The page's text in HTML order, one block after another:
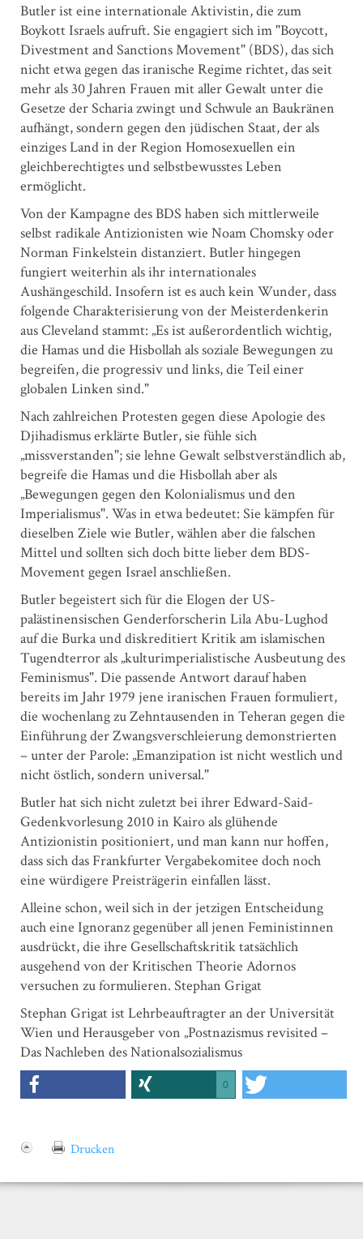
Butler ist eine internationale Aktivistin, die zum
Boykott Israels aufruft. Sie engagiert sich im "Boycott,
Divestment and Sanctions Movement" (BDS), das sich
nicht etwa gegen das iranische Regime richtet, das seit
mehr als 30 Jahren Frauen mit aller Gewalt unter die
Gesetze der Scharia zwingt und Schwule an Baukränen
aufhängt, sondern gegen den jüdischen Staat, der als
einziges Land in der Region Homosexuellen ein
gleichberechtigtes und selbstbewusstes Leben
ermöglicht.
Von der Kampagne des BDS haben sich mittlerweile
selbst radikale Antizionisten wie Noam Chomsky oder
Norman Finkelstein distanziert. Butler hingegen
fungiert weiterhin als ihr internationales
Aushängeschild. Insofern ist es auch kein Wunder, dass
folgende Charakterisierung von der Meisterdenkerin
aus Cleveland stammt: „Es ist außerordentlich wichtig,
die Hamas und die Hisbollah als soziale Bewegungen zu
begreifen, die progressiv und links, die Teil einer
globalen Linken sind."
Nach zahlreichen Protesten gegen diese Apologie des
Djihadismus erklärte Butler, sie fühle sich
„missverstanden"; sie lehne Gewalt selbstverständlich ab,
begreife die Hamas und die Hisbollah aber als
„Bewegungen gegen den Kolonialismus und den
Imperialismus". Was in etwa bedeutet: Sie kämpfen für
dieselben Ziele wie Butler, wählen aber die falschen
Mittel und sollten sich doch bitte lieber dem BDS-
Movement gegen Israel anschließen.
Butler begeistert sich für die Elogen der US-
palästinensischen Genderforscherin Lila Abu-Lughod
auf die Burka und diskreditiert Kritik am islamischen
Tugendterror als „kulturimperialistische Ausbeutung des
Feminismus". Die passende Antwort darauf haben
bereits im Jahr 1979 jene iranischen Frauen formuliert,
die wochenlang zu Zehntausenden in Teheran gegen die
Einführung der Zwangsverschleierung demonstrierten
– unter der Parole: „Emanzipation ist nicht westlich und
nicht östlich, sondern universal."
Butler hat sich nicht zuletzt bei ihrer Edward-Said-
Gedenkvorlesung 2010 in Kairo als glühende
Antizionistin positioniert, und man kann nur hoffen,
dass sich das Frankfurter Vergabekomitee doch noch
eine würdigere Preisträgerin einfallen lässt.
Alleine schon, weil sich in der jetzigen Entscheidung
auch eine Ignoranz gegenüber all jenen Feministinnen
ausdrückt, die ihre Gesellschaftskritik tatsächlich
ausgehend von der Kritischen Theorie Adornos
versuchen zu formulieren. Stephan Grigat
Stephan Grigat ist Lehrbeauftragter an der Universität
Wien und Herausgeber von „Postnazismus revisited –
Das Nachleben des Nationalsozialismus
0
Drucken